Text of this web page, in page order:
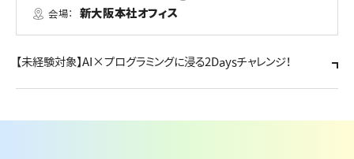
会場： 新大阪本社オフィス
【未経験対象】AI×プログラミングに浸る2Daysチャレンジ！